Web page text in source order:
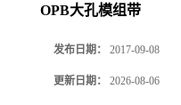
OPB大孔模组带
发布日期： 2017-09-08
更新日期： 2026-08-06